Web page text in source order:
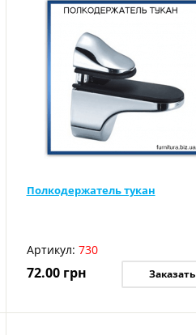
Полкодержатель тукан
Артикул: 730
72.00 грн Заказать